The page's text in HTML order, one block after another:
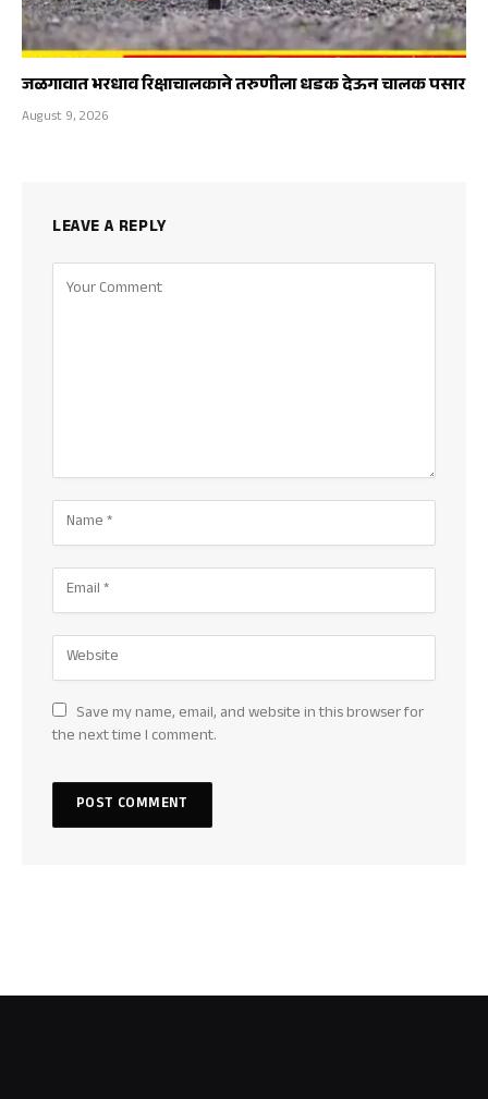
जळगावात भरधाव रिक्षाचालकाने तरुणीला धडक देऊन चालक पसार
August 9, 2026
LEAVE A REPLY
Save my name, email, and website in this browser for
the next time I comment.